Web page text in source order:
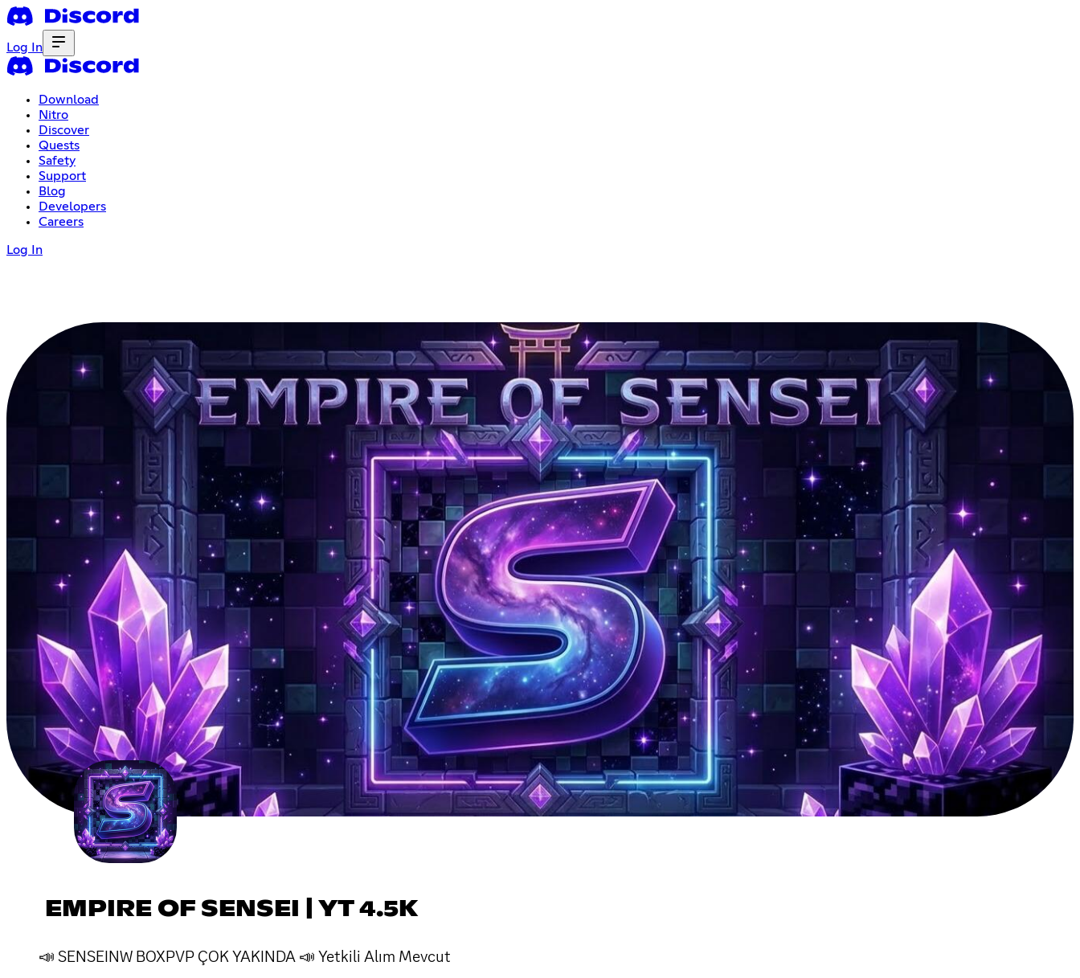
Log In
Download
Nitro
Discover
Quests
Safety
Support
Blog
Developers
Careers
Log In
EMPIRE OF SENSEI | YT 4.5K
📣 SENSEINW BOXPVP ÇOK YAKINDA 📣 Yetkili Alım Mevcut